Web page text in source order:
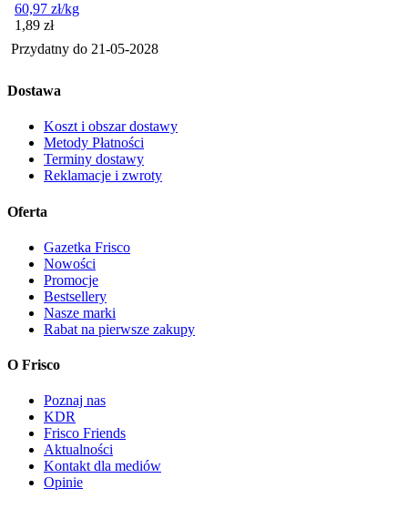
60,97 zł/kg
Cena
1,89 zł
Przydatny do 21-05-2028
Dostawa
Koszt i obszar dostawy
Metody Płatności
Terminy dostawy
Reklamacje i zwroty
Oferta
Gazetka Frisco
Nowości
Promocje
Bestsellery
Nasze marki
Rabat na pierwsze zakupy
O Frisco
Poznaj nas
KDR
Frisco Friends
Aktualności
Kontakt dla mediów
Opinie